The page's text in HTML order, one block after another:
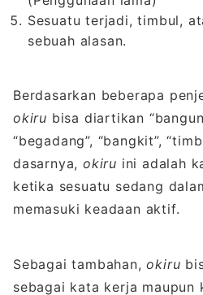
Sesuatu terjadi, timbul,
sebuah alasan.
Berdasarkan beberapa
okiru bisa diartikan
“begadang”, “bangkit”,
dasarnya,okiru ini adalah
ketika sesuatu sedang
memasuki keadaan aktif.
Sebagai tambahan,okiru
sebagai kata kerja maupun